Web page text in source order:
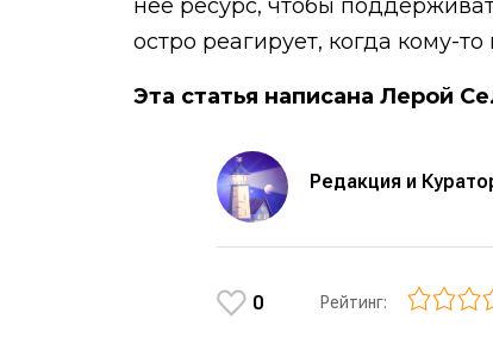
неё ресурс, чтобы
остро реагирует, когда кому-то
Эта статья написана Лерой
Редакция и
0 Рейтинг: